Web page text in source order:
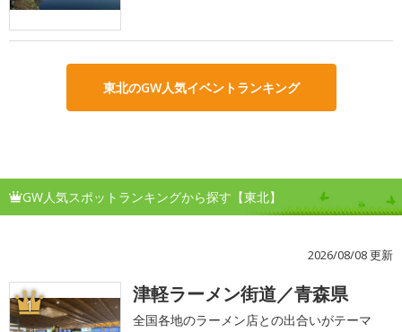
東北のGW人気イベントランキング
GW人気スポットランキングから探す【東北】
2026/08/08 更新
1 津軽ラーメン街道／青森県
全国各地のラーメン店との出合いがテーマ